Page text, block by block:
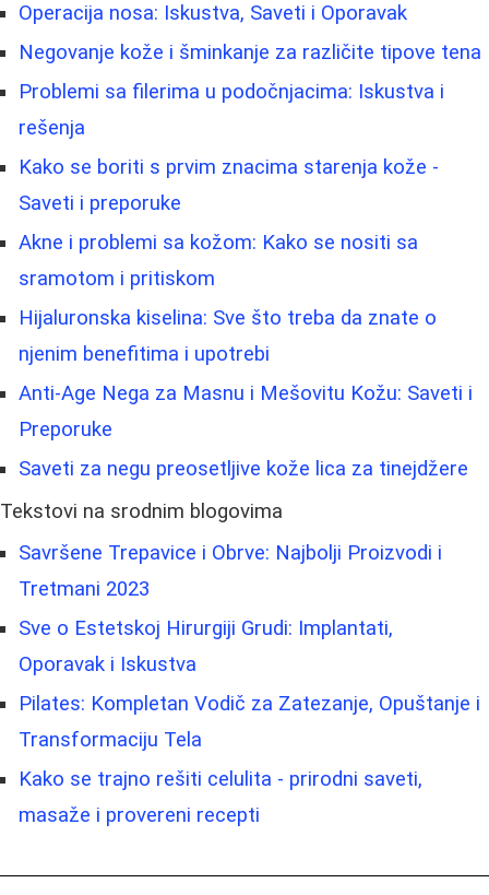
Operacija nosa: Iskustva, Saveti i Oporavak
Negovanje kože i šminkanje za različite tipove tena
Problemi sa filerima u podočnjacima: Iskustva i
rešenja
Kako se boriti s prvim znacima starenja kože -
Saveti i preporuke
Akne i problemi sa kožom: Kako se nositi sa
sramotom i pritiskom
Hijaluronska kiselina: Sve što treba da znate o
njenim benefitima i upotrebi
Anti-Age Nega za Masnu i Mešovitu Kožu: Saveti i
Preporuke
Saveti za negu preosetljive kože lica za tinejdžere
Tekstovi na srodnim blogovima
Savršene Trepavice i Obrve: Najbolji Proizvodi i
Tretmani 2023
Sve o Estetskoj Hirurgiji Grudi: Implantati,
Oporavak i Iskustva
Pilates: Kompletan Vodič za Zatezanje, Opuštanje i
Transformaciju Tela
Kako se trajno rešiti celulita - prirodni saveti,
masaže i provereni recepti